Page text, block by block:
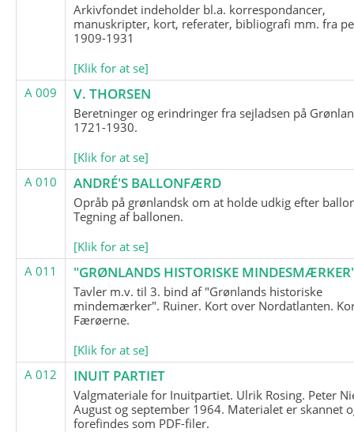
Arkivfondet indeholder bl.a. korrespondancer,
manuskripter, kort, referater, bibliografi mm. fra
1909-1931
[Klik for at se]
A 009
V. THORSEN
Beretninger og erindringer fra sejladsen på
1721-1930.
[Klik for at se]
A 010
ANDRÉ'S BALLONFÆRD
Opråb på grønlandsk om at holde udkig efter
Tegning af ballonen.
[Klik for at se]
A 011
"GRØNLANDS HISTORISKE
Tavler m.v. til 3. bind af "Grønlands historiske
mindemærker". Ruiner. Kort over Nordatlanten.
Færøerne.
[Klik for at se]
A 012
INUIT PARTIET
Valgmateriale for Inuitpartiet. Ulrik Rosing. Peter
August og september 1964. Materialet er skannet
forefindes som PDF-filer.